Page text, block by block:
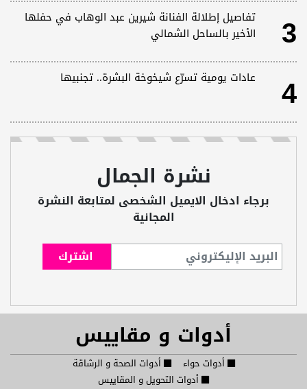
3
تفاصيل إطلالة الفنانة شيرين عبد الوهاب في حفلها
الأخير بالساحل الشمالي
4 عادات يومية تسرّع شيخوخة البشرة.. تجنبيها
نشرة الجمال
برجاء ادخال الايميل الشخصى لمتابعة النشرة
المجانية
أدوات و مقاييس
أدوات حواء
أدوات الصحة و الرشاقة
أدوات التحويل و المقاييس